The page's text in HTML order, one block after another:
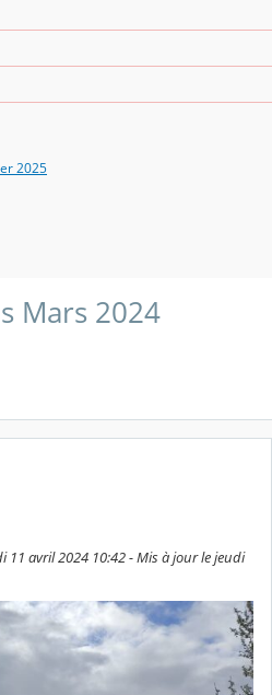
2025
Mars 2024
avril 2024 10:42 - Mis à jour le jeudi